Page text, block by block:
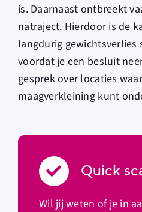
is. Daarnaast ontbreekt
natraject. Hierdoor is de
langdurig gewichtsverlies
voordat je een besluit
gesprek over locaties
maagverkleining kunt
Quick
Wil jij weten of je in